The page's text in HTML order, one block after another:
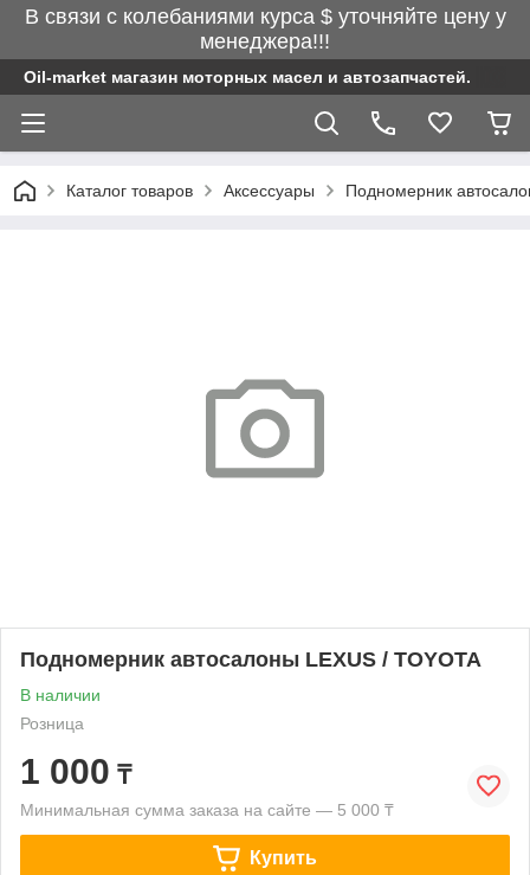
В связи с колебаниями курса $ уточняйте цену у
менеджера!!!
Oil-market магазин моторных масел и автозапчастей.
Каталог товаров Аксессуары Подномерник
Подномерник автосалоны LEXUS / TOYOTA
В наличии
Розница
1 000 ₸
Минимальная сумма заказа на сайте — 5 000 ₸
Купить